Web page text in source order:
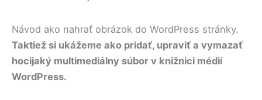
Návod ako nahrať obrázok do WordPress stránky.
Taktiež si ukážeme ako pridať, upraviť a vymazať
hocijaký multimediálny súbor v knižnici médií
WordPress.